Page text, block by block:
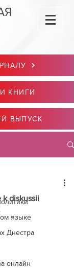
КНИГИ
ВЫПУСК
языке
Днестра
онлайн
k diskussii